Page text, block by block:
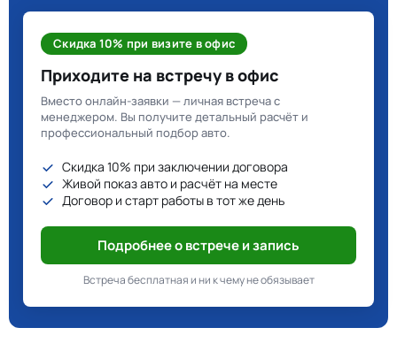
Скидка 10% при визите в офис
Приходите на встречу в офис
Вместо онлайн-заявки — личная встреча с
менеджером. Вы получите детальный расчёт и
профессиональный подбор авто.
Скидка 10% при заключении договора
Живой показ авто и расчёт на месте
Договор и старт работы в тот же день
Подробнее о встрече и запись
Встреча бесплатная и ни к чему не обязывает